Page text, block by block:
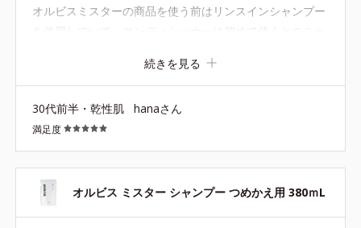
オルビスミスターの商品を使う前はリンスインシャンプー
り心地から「さらさら」と柔らかくなりました。 洗い流し
た後にぬめりやべたつきもなくスッキリ使えていい。との
ことなので、今後もシャンプーと合わせて購入させていた
だこうと思っています。
続きを見る
30代前半・乾性肌 hanaさん
満足度
オルビス ミスター シャンプー つめかえ用 380ｍL